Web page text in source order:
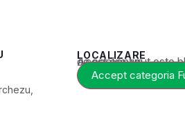
LOCALIZARE
Acest conținut este blocat până când acceptați categoria corespunzătoare de cookie-uri.
Accept categoria